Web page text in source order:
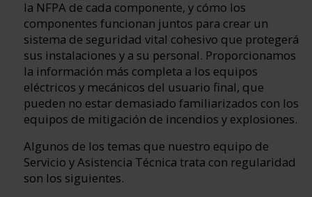
la NFPA de cada componente, y cómo los
componentes funcionan juntos para crear un
sistema de seguridad vital cohesivo que protegerá
sus instalaciones y a su personal. Proporcionamos
la información más completa a los equipos
eléctricos y mecánicos del usuario final, que
pueden no estar demasiado familiarizados con los
equipos de mitigación de incendios y explosiones.
Algunos de los temas que nuestro equipo de
Servicio y Asistencia Técnica trata con regularidad
son los siguientes.